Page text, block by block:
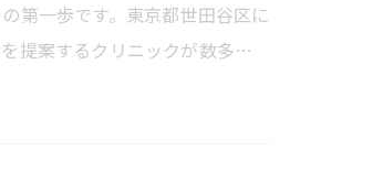
第一歩です。東京都世田谷区に
提案するクリニックが数多…